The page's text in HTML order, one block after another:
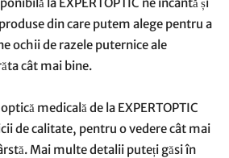
din care putem alege pentru a
ochii de razele puternice ale
cât mai bine.
medicală de la EXPERTOPTIC
de calitate, pentru o vedere cât mai
Mai multe detalii puteți găsi în